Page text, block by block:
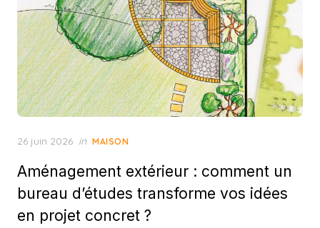
Posted
26 juin 2026 in MAISON
Aménagement extérieur : comment un
bureau d’études transforme vos idées
en projet concret ?